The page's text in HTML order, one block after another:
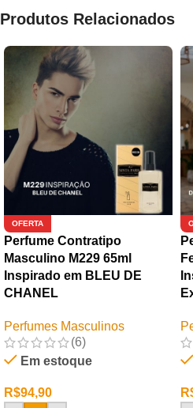
Produtos Relacionados
OFERTA
Perfume Contratipo
Masculino M229 65ml
Inspirado em BLEU DE
CHANEL
Perfumes Masculinos
(6)
Em estoque
R$94,90